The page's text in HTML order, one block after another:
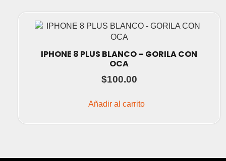
IPHONE 8 PLUS BLANCO – GORILA CON
OCA
$100.00
Añadir al carrito